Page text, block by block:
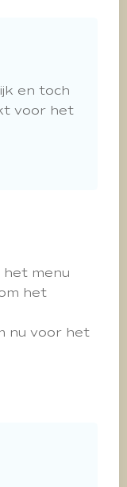
en toch
voor het
het menu
het
nu voor het